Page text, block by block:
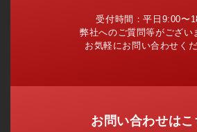
受付時間：平日9:00〜
弊社へのご質問等がござい
お気軽にお問い合わせくだ
お問い合わせはこ